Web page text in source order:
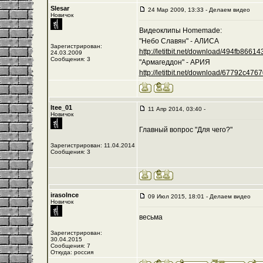
Slesar
Новичок
Зарегистрирован:
24.03.2009
Сообщения: 3
24 Мар 2009, 13:33 - Делаем видео
Видеоклипы Homemade:
"Небо Славян" - АЛИСА
http://letitbit.net/download/
"Армагеддон" - АРИЯ
http://letitbit.net/download/
Itee_01
Новичок
Зарегистрирован: 11.04.2014
Сообщения: 3
11 Апр 2014, 03:40 -
Главный вопрос "Для чего?"
irasolnce
Новичок
Зарегистрирован:
30.04.2015
Сообщения: 7
Откуда: россия
09 Июл 2015, 18:01 - Делаем видео
весьма